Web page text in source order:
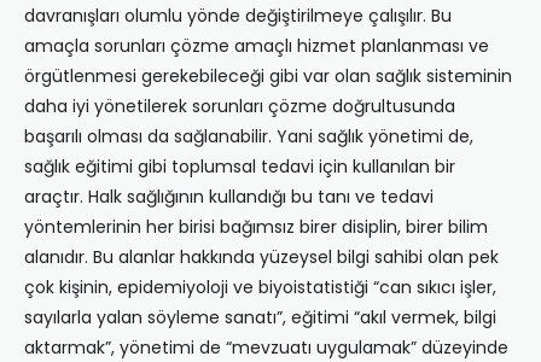
davranışları olumlu yönde değiştirilmeye çalışılır. Bu
amaçla sorunları çözme amaçlı hizmet planlanması ve
örgütlenmesi gerekebileceği gibi var olan sağlık sisteminin
daha iyi yönetilerek sorunları çözme doğrultusunda
başarılı olması da sağlanabilir. Yani sağlık yönetimi de,
sağlık eğitimi gibi toplumsal tedavi için kullanılan bir
araçtır. Halk sağlığının kullandığı bu tanı ve tedavi
yöntemlerinin her birisi bağımsız birer disiplin, birer bilim
alanıdır. Bu alanlar hakkında yüzeysel bilgi sahibi olan pek
çok kişinin, epidemiyoloji ve biyoistatistiği “can sıkıcı işler,
sayılarla yalan söyleme sanatı”, eğitimi “akıl vermek, bilgi
aktarmak”, yönetimi de “mevzuatı uygulamak” düzeyinde